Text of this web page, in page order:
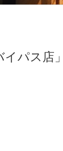
パス店」